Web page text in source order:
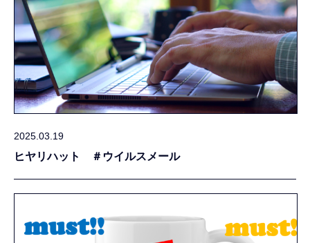
2025.03.19
ヒヤリハット ＃ウイルスメール